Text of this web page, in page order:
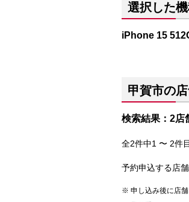
選択した
iPhone 15
甲賀市の
検索結果：2店
全2件中1 〜 2件
予約申込する店
申し込み後に店